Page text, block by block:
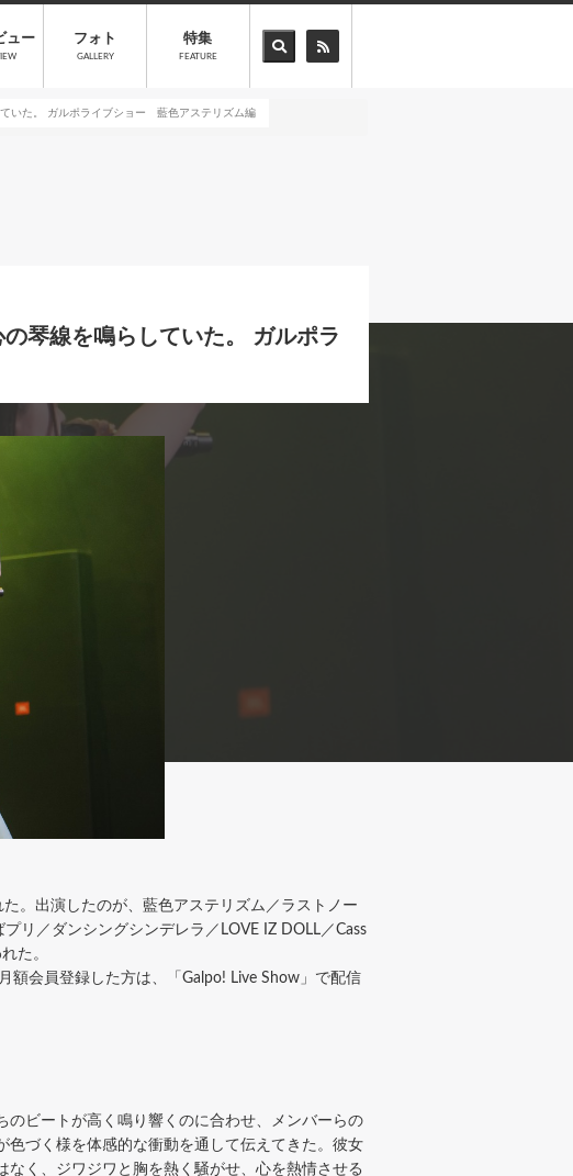
ュー フォト
GALLERY
特集
FEATURE
いた。 ガルポライブショー 藍色アステリズム編
琴線を鳴らしていた。 ガルポラ
。出演したのが、藍色アステリズム／ラストノー
リ／ダンシングシンデレラ／LOVE IZ DOLL／Cass
れた。
額会員登録した方は、「Galpo! Live Show」で配信
ビートが高く鳴り響くのに合わせ、メンバーらの
づく様を体感的な衝動を通して伝えてきた。彼女
く、ジワジワと胸を熱く騒がせ、心を熱情させる